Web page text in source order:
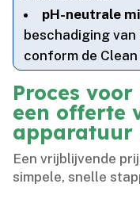
pH-neutrale
beschadiging
conform de
Proces
een offerte
apparatuur
Een vrijblijvende
simpele, snelle